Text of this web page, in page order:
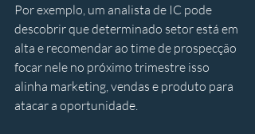
Por exemplo, um analista de IC pode
descobrir que determinado setor está em
alta e recomendar ao time de prospecção
focar nele no próximo trimestre isso
alinha marketing, vendas e produto para
atacar a oportunidade.